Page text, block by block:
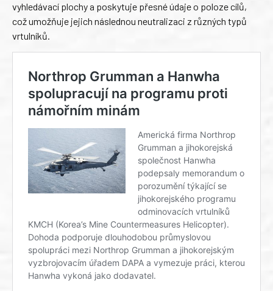
vyhledávací plochy a poskytuje přesné údaje o poloze cílů,
což umožňuje jejich následnou neutralizaci z různých typů
vrtulníků.